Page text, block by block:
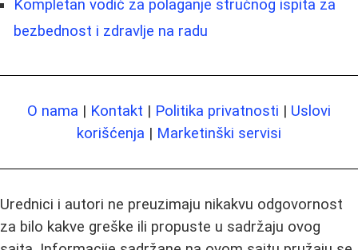
Kompletan vodič za polaganje stručnog ispita za
bezbednost i zdravlje na radu
O nama | Kontakt | Politika privatnosti | Uslovi
korišćenja | Marketinški servisi
Urednici i autori ne preuzimaju nikakvu odgovornost
za bilo kakve greške ili propuste u sadržaju ovog